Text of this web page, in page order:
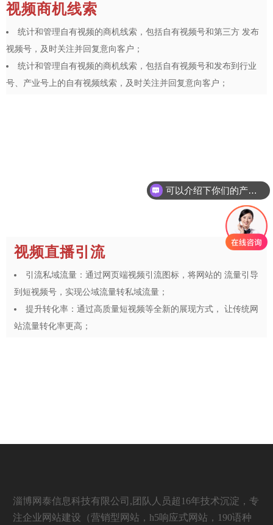
视频商机线索
统计和管理自有视频的商机线索，包括自有视频号和第三方 发布
视频号，及时关注并回复意向客户；
统计和管理自有视频的商机线索，包括自有视频号和发布到行业
号、产业号上的自有视频线索，及时关注并回复意向客户；
视频直播引流
引流私域流量：通过网页端视频引流图标，将网站的 流量引导
到短视频号，实现公域流量转私域流量；
提升转化率：通过高质量短视频等全新的展现方式， 让传统网
站流量转化率更高；
淄博网泰信息科技有限公司,团队人员超16年技术沉淀，专
注企业网站建设（营销型网站，h5响应式网站，190语种
可以介绍下你们的产品么